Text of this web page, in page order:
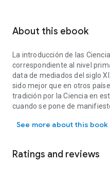
About this ebook
La introducción de las
correspondiente al nivel
data de mediados del siglo
sido mejor que en otros
tradición por la Ciencia en
cuando se pone de
se daba más importancia a
See more about this book
Ratings and reviews